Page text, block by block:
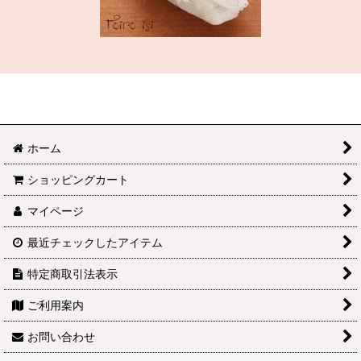
ホーム
ショッピングカート
マイページ
最近チェックしたアイテム
特定商取引法表示
ご利用案内
お問い合わせ